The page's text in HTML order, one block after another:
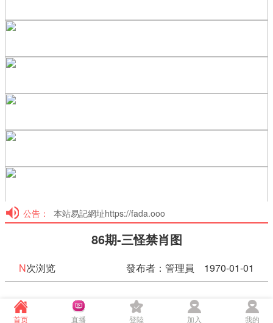
公告： 本站易記網址https://fada.ooo
86期-三怪禁肖图
N次浏览 發布者：管理員 1970-01-01
86期-三怪禁肖图
首页 直播 登陸 加入 我的